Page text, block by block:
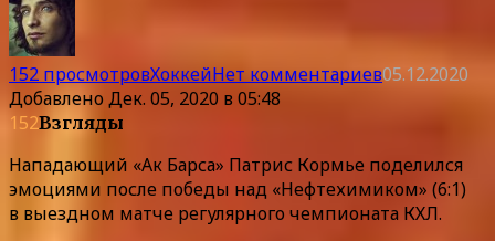
152 просмотровХоккейНет комментариев05.12.2020
ДобавленоДек. 05, 2020 в 05:48
152Взгляды
Нападающий «Ак Барса» Патрис Кормье поделился
эмоциями после победы над «Нефтехимиком» (6:1)
в выездном матче регулярного чемпионата КХЛ.